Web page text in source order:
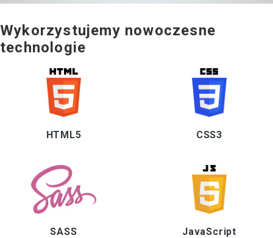
Wykorzystujemy nowoczesne
technologie
HTML5 CSS3
SASS JavaScript